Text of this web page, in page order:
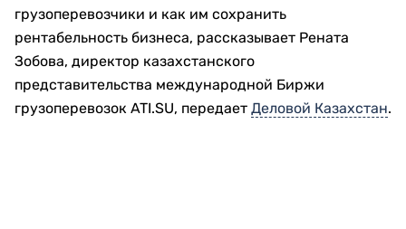
грузоперевозчики и как им сохранить
рентабельность бизнеса, рассказывает Рената
Зобова, директор казахстанского
представительства международной Биржи
грузоперевозок ATI.SU, передает Деловой Казахстан.